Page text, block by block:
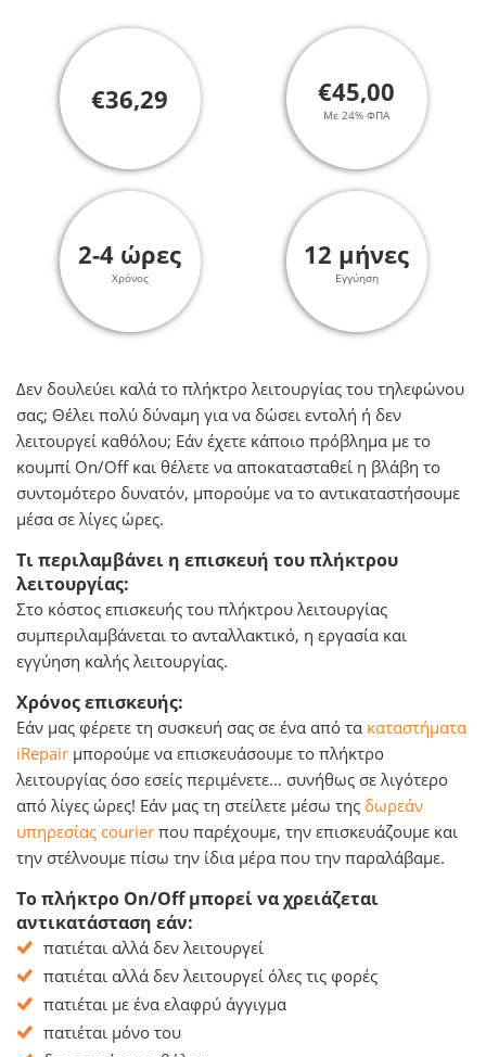
€36,29 €45,00
Με 24% ΦΠΑ
2-4 ώρες
Χρόνος
12 μήνες
Εγγύηση
Δεν δουλεύει καλά το πλήκτρο λειτουργίας του τηλεφώνου
σας; Θέλει πολύ δύναμη για να δώσει εντολή ή δεν
λειτουργεί καθόλου; Εάν έχετε κάποιο πρόβλημα με το
κουμπί On/Off και θέλετε να αποκατασταθεί η βλάβη το
συντομότερο δυνατόν, μπορούμε να το αντικαταστήσουμε
μέσα σε λίγες ώρες.
Τι περιλαμβάνει η επισκευή του πλήκτρου
λειτουργίας:
Στο κόστος επισκευής του πλήκτρου λειτουργίας
συμπεριλαμβάνεται το ανταλλακτικό, η εργασία και
εγγύηση καλής λειτουργίας.
Χρόνος επισκευής:
Εάν μας φέρετε τη συσκευή σας σε ένα από τα καταστήματα
iRepair μπορούμε να επισκευάσουμε το πλήκτρο
λειτουργίας όσο εσείς περιμένετε… συνήθως σε λιγότερο
από λίγες ώρες! Εάν μας τη στείλετε μέσω της δωρεάν
υπηρεσίας courier που παρέχουμε, την επισκευάζουμε και
την στέλνουμε πίσω την ίδια μέρα που την παραλάβαμε.
Το πλήκτρο On/Off μπορεί να χρειάζεται
αντικατάσταση εάν:
πατιέται αλλά δεν λειτουργεί
πατιέται αλλά δεν λειτουργεί όλες τις φορές
πατιέται με ένα ελαφρύ άγγιγμα
πατιέται μόνο του